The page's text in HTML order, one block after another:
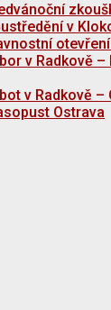
v
otevření
v Radkově –
v Radkově –
Ostrava